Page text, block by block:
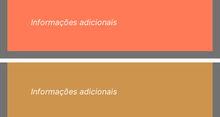
Informações adicionais
Informações adicionais